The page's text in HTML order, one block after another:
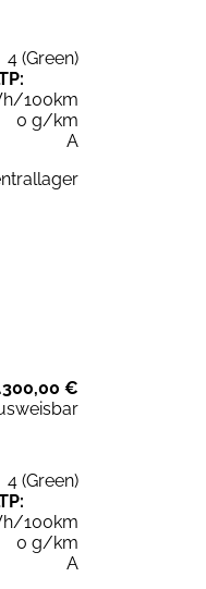
4 (Green)
100km
0 g/km
A
€
4 (Green)
100km
0 g/km
A